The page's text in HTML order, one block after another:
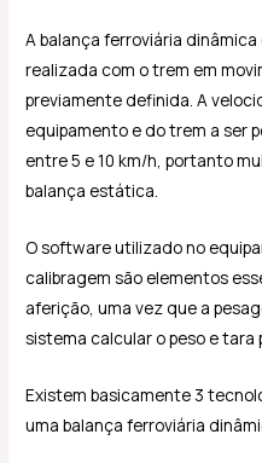
A balança ferroviária
realizada com o trem em
previamente definida. A
equipamento e do trem a ser
entre 5 e 10 km/h, portanto
balança estática.
O software utilizado no
calibragem são elementos
aferição, uma vez que a
sistema calcular o peso e tara
Existem basicamente 3
uma balança ferroviária